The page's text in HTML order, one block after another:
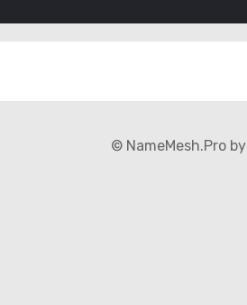
© NameMesh.Pro by